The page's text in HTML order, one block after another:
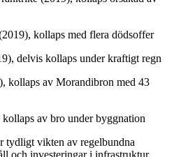
kollaps med flera dödsoffer
delvis kollaps under kraftigt regn
kollaps av Morandibron med 43
av bro under byggnation
tydligt vikten av regelbundna